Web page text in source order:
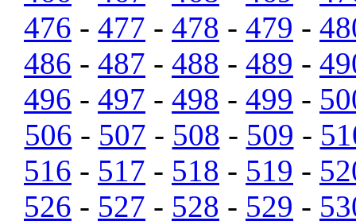
476 - 477 - 478 - 479 -
486 - 487 - 488 - 489 -
496 - 497 - 498 - 499 -
506 - 507 - 508 - 509 -
516 - 517 - 518 - 519 -
526 - 527 - 528 - 529 -